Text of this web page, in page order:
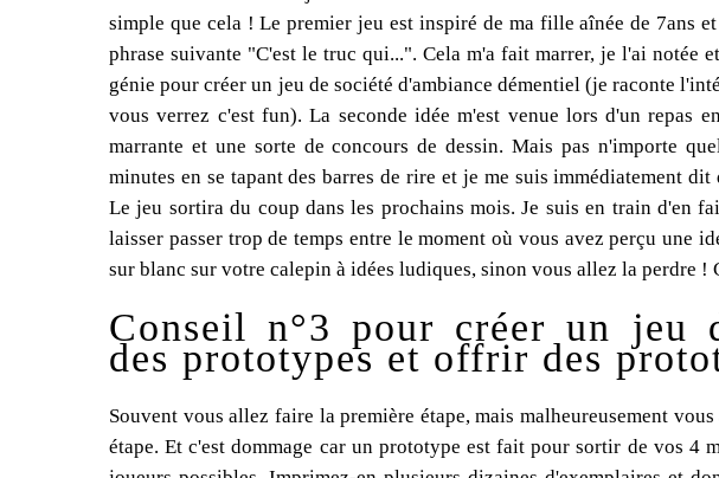
simple que cela ! Le premier jeu est inspiré de ma fille aînée de 7ans
phrase suivante "C'est le truc qui...". Cela m'a fait marrer, je l'ai notée
génie pour créer un jeu de société d'ambiance démentiel (je raconte
vous verrez c'est fun). La seconde idée m'est venue lors d'un repas
marrante et une sorte de concours de dessin. Mais pas n'importe
minutes en se tapant des barres de rire et je me suis immédiatement
Le jeu sortira du coup dans les prochains mois. Je suis en train d'en
laisser passer trop de temps entre le moment où vous avez perçu une
sur blanc sur votre calepin à idées ludiques, sinon vous allez la perdre !
Conseil n°3 pour créer un jeu
des prototypes et offrir des
Souvent vous allez faire la première étape, mais malheureusement
étape. Et c'est dommage car un prototype est fait pour sortir de vos 4